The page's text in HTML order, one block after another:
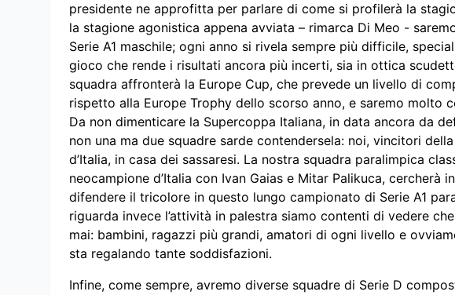
presidente ne approfitta per parlare di come si profilerà la
la stagione agonistica appena avviata – rimarca Di Meo -
Serie A1 maschile; ogni anno si rivela sempre più difficile,
gioco che rende i risultati ancora più incerti, sia in ottica
squadra affronterà la Europe Cup, che prevede un livello di
rispetto alla Europe Trophy dello scorso anno, e saremo molto
Da non dimenticare la Supercoppa Italiana, in data ancora da
non una ma due squadre sarde contendersela: noi, vincitori
d’Italia, in casa dei sassaresi. La nostra squadra paralimpica
neocampione d’Italia con Ivan Gaias e Mitar Palikuca, cercherà
difendere il tricolore in questo lungo campionato di Serie A1
riguarda invece l’attività in palestra siamo contenti di vedere
mai: bambini, ragazzi più grandi, amatori di ogni livello e
sta regalando tante soddisfazioni.
Infine, come sempre, avremo diverse squadre di Serie D